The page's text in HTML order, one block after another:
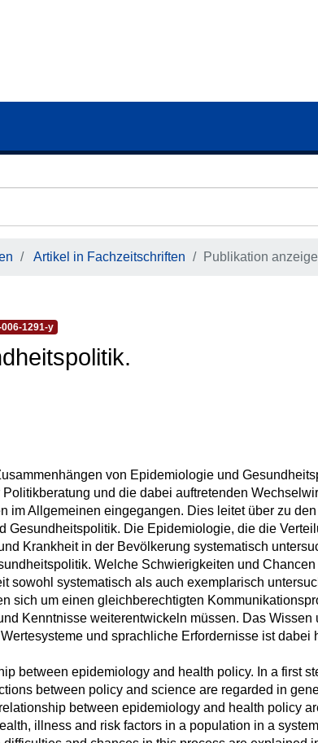
Artikel in Fachzeitschriften Publikation
006-1291-y
von Epidemiologie und
und die dabei auftretenden
im Allgemeinen eingegangen. Dies leitet über zu
Gesundheitspolitik. Die Epidemiologie, die die
Krankheit in der Bevölkerung systematisch
Welche Schwierigkeiten und Chancen
sowohl systematisch als auch exemplarisch
sich um einen gleichberechtigten
Kenntnisse weiterentwickeln müssen. Das Wissen
und sprachliche Erfordernisse ist dabei
between epidemiology and health policy. In a first
between policy and science are regarded in
between epidemiology and health policy
illness and risk factors in a population in a